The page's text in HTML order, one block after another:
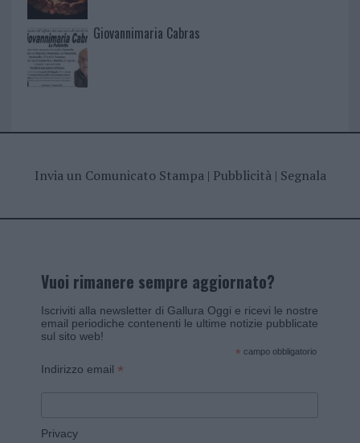
Giovannimaria Cabras
Invia un Comunicato Stampa| Pubblicità| Segnala
Vuoi rimanere sempre aggiornato?
Iscriviti alla newsletter di Gallura Oggi e ricevi le nostre
email periodiche contenenti le ultime notizie pubblicate
sul sito web!
* campo obbligatorio
Indirizzo email *
Privacy